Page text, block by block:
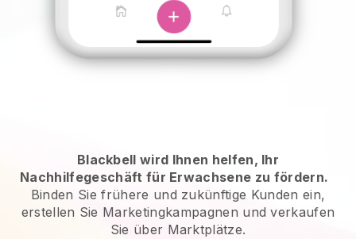
Blackbell wird Ihnen helfen, Ihr
Nachhilfegeschäft für Erwachsene zu fördern.
Binden Sie frühere und zukünftige Kunden ein,
erstellen Sie Marketingkampagnen und verkaufen
Sie über Marktplätze.